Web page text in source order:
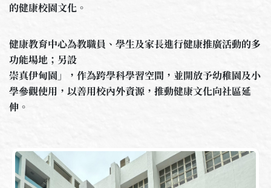
的健康校園文化。
健康教育中心為教職員、學生及家長進行健康推廣活動的多
功能場地；另設
崇真伊甸園」，作為跨學科學習空間，並開放予幼稚園及小
學參觀使用，以善用校內外資源，推動健康文化向社區延
伸。